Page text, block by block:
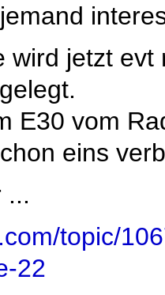
wird jetzt
E30 vom
eins
...
topic/
22